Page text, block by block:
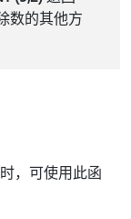
数的其他方
，可使用此函